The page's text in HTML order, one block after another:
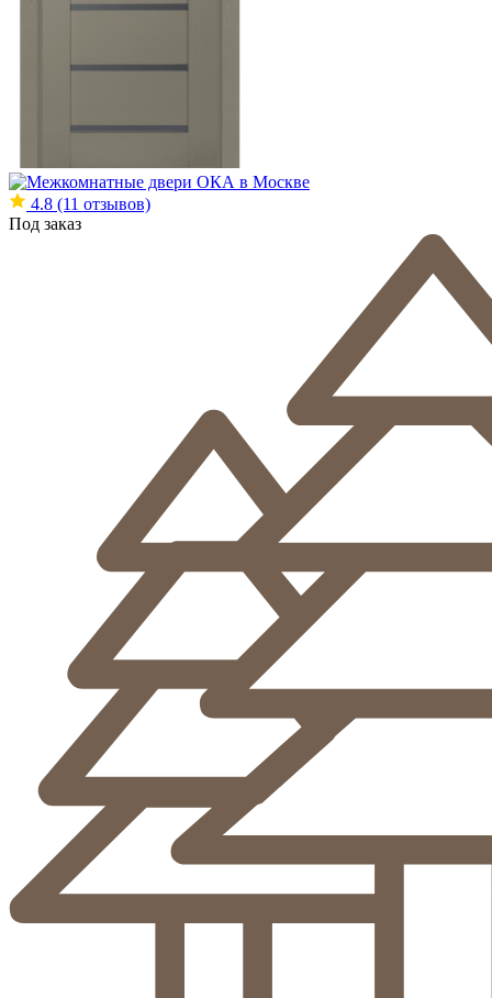
4.8 (11 отзывов)
Под заказ